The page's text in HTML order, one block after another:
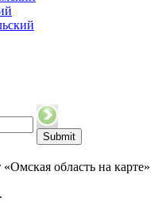
область на карте»